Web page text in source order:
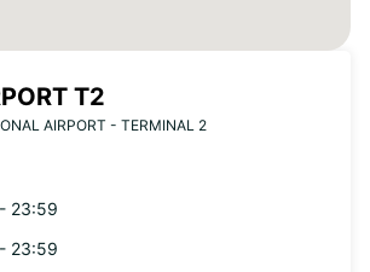
T2
AIRPORT - TERMINAL 2
23:59
23:59